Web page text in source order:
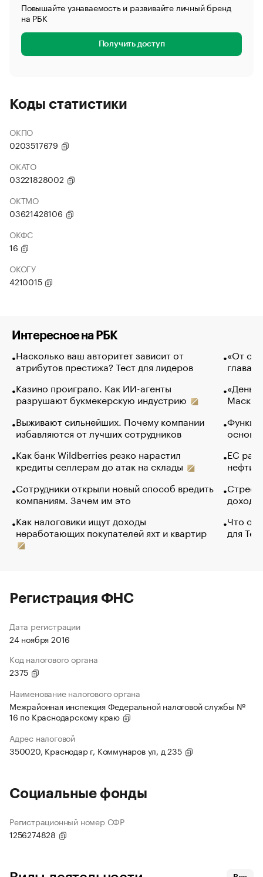
Повышайте узнаваемость и развивайте личный бренд
на РБК
Получить доступ
Коды статистики
ОКПО
0203517679
ОКАТО
03221828002
ОКТМО
03621428106
ОКФС
16
ОКОГУ
4210015
Интересное на РБК
Насколько ваш авторитет зависит от
атрибутов престижа? Тест для лидеров
Казино проиграло. Как ИИ-агенты
разрушают букмекерскую индустрию
Выживают сильнейших. Почему компании
избавляются от лучших сотрудников
Как банк Wildberries резко нарастил
кредиты селлерам до атак на склады
Сотрудники открыли новый способ вредить
компаниям. Зачем им это
Как налоговики ищут доходы
неработающих покупателей яхт и квартир
«От
глава
Маск в
основ
ЕС
нефти
Что
для
Регистрация ФНС
Дата регистрации
24 ноября 2016
Код налогового органа
2375
Наименование налогового органа
Межрайонная инспекция Федеральной налоговой службы №
16 по Краснодарскому краю
Адрес налоговой
350020, Краснодар г, Коммунаров ул, д 235
Социальные фонды
Регистрационный номер СФР
1256274828